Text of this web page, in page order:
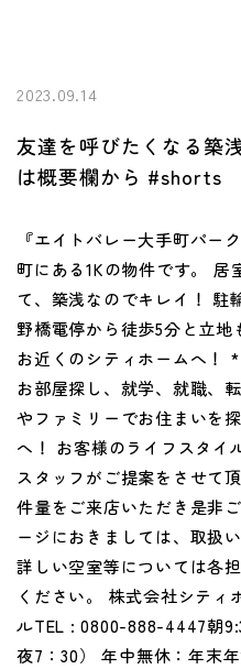
2023.09.14
友達を呼びたくなる築
は概要欄から #shorts
『エイトバレー大手町パー
町にある1Kの物件です。 居
て、築浅なのでキレイ！ 駐
野橋電停から徒歩5分と立
お近くのシティホームへ
お部屋探し、就学、就職、
やファミリーでお住まいを
へ！ お客様のライフスタイ
スタッフがご提案をさせて
件量をご来店いただき是非
ージにおきましては、取扱
詳しい空室等については各
ください。 株式会社シティ
ルTEL : 0800-888-4447朝
夜7：30） 年中無休：年末